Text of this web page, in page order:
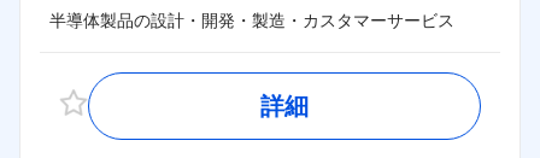
半導体製品の設計・開発・製造・カスタマーサービス
詳細